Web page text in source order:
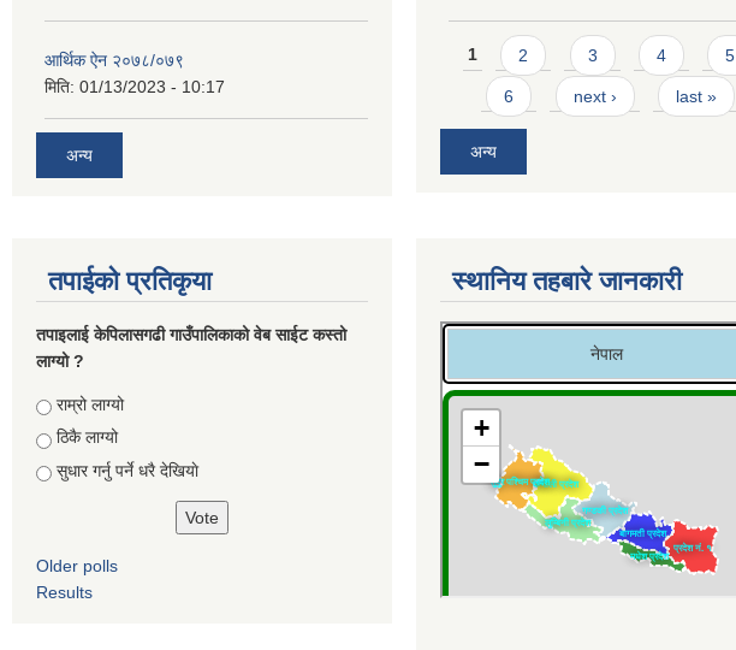
आर्थिक ऐन २०७८/०७९
मिति: 01/13/2023 - 10:17
अन्य
Pages
1 2 3 4 5
6 next › last »
अन्य
तपाईको प्रतिकृया
तपाइलाई केपिलासगढी गाउँपालिकाको वेब साईट कस्तो
लाग्यो ?
Choices
राम्रो लाग्यो
ठिकै लाग्यो
सुधार गर्नु पर्ने धरै देखियाे
Older polls
Results
स्थानिय तहबारे जानकारी